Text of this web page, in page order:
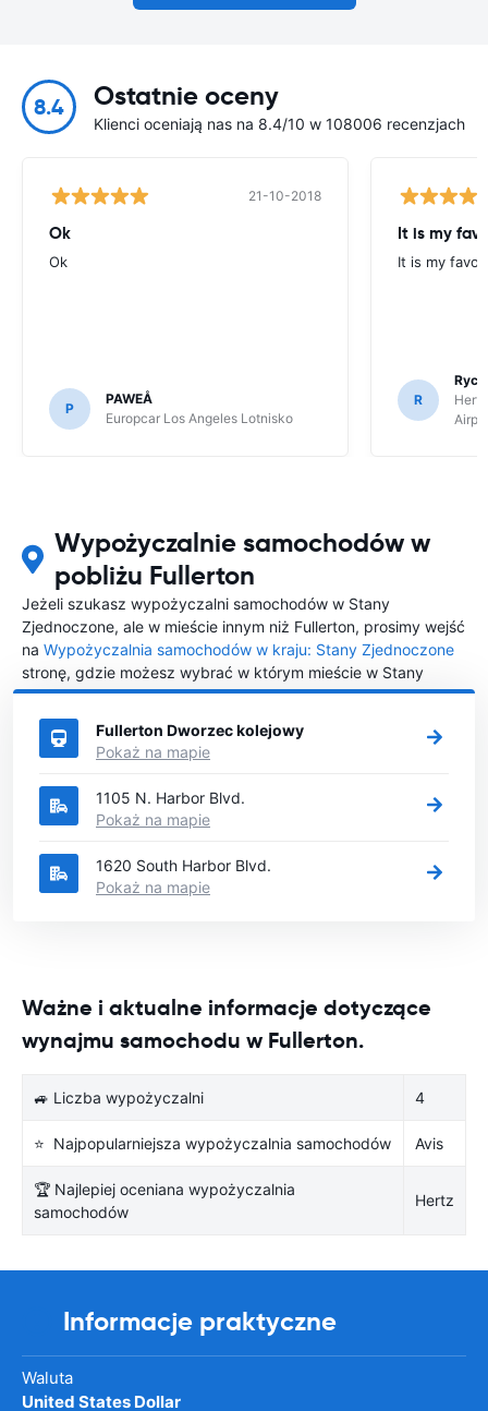
8.4 Ostatnie oceny
Klienci oceniają nas na 8.4/10 w 108006 recenzjach
21-10-2018
Ok
Ok
P
PAWEÅ
Europcar Los Angeles Lotnisko
It is my
It is my
R
Wypożyczalnie samochodów w
pobliżu Fullerton
Jeżeli szukasz wypożyczalni samochodów w Stany
Zjednoczone, ale w mieście innym niż Fullerton, prosimy wejść
na Wypożyczalnia samochodów w kraju: Stany Zjednoczone
stronę, gdzie możesz wybrać w którym mieście w Stany
Zjednoczone chciałabyś wypożyczyć samochód.
Fullerton Dworzec kolejowy
Pokaż na mapie
1105 N. Harbor Blvd.
Pokaż na mapie
1620 South Harbor Blvd.
Pokaż na mapie
Ważne i aktualne informacje dotyczące
wynajmu samochodu w Fullerton.
🚙 Liczba wypożyczalni 4
⭐ Najpopularniejsza wypożyczalnia samochodów Avis
🏆 Najlepiej oceniana wypożyczalnia
samochodów
Hertz
Informacje praktyczne
Waluta
United States Dollar